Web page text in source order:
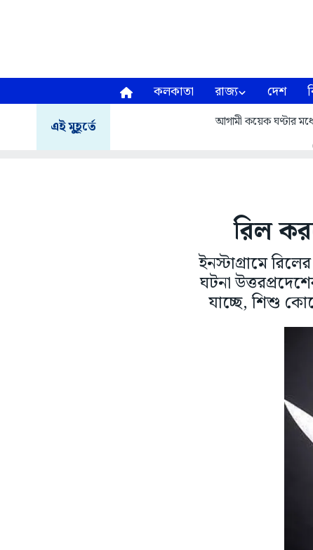
কলকাতা রাজ্য দেশ
এই মুহূর্তে আগামী কয়েক ঘণ্টার
রিল
ইনস্টাগ্রামে
ঘটনা
যাচ্ছে, শিশু